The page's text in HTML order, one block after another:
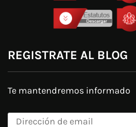
REGISTRATE AL BLOG
Te mantendremos informado
Dirección